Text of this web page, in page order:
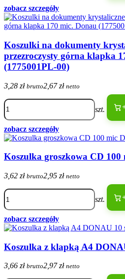
zobacz szczegóły
Koszulki na dokumenty
przezroczysty górna klapka
(1775001PL-00)
3,28 zł brutto2,67 zł netto
szt.
zobacz szczegóły
Koszulka groszkowa CD 100
3,62 zł brutto2,95 zł netto
szt.
zobacz szczegóły
Koszulka z klapką A4
3,66 zł brutto2,97 zł netto